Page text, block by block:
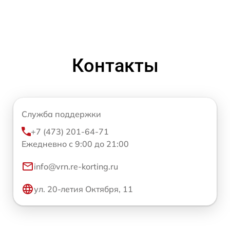
Контакты
Служба поддержки
+7 (473) 201-64-71
Ежедневно с 9:00 до 21:00
info@vrn.re-korting.ru
ул. 20-летия Октября, 11